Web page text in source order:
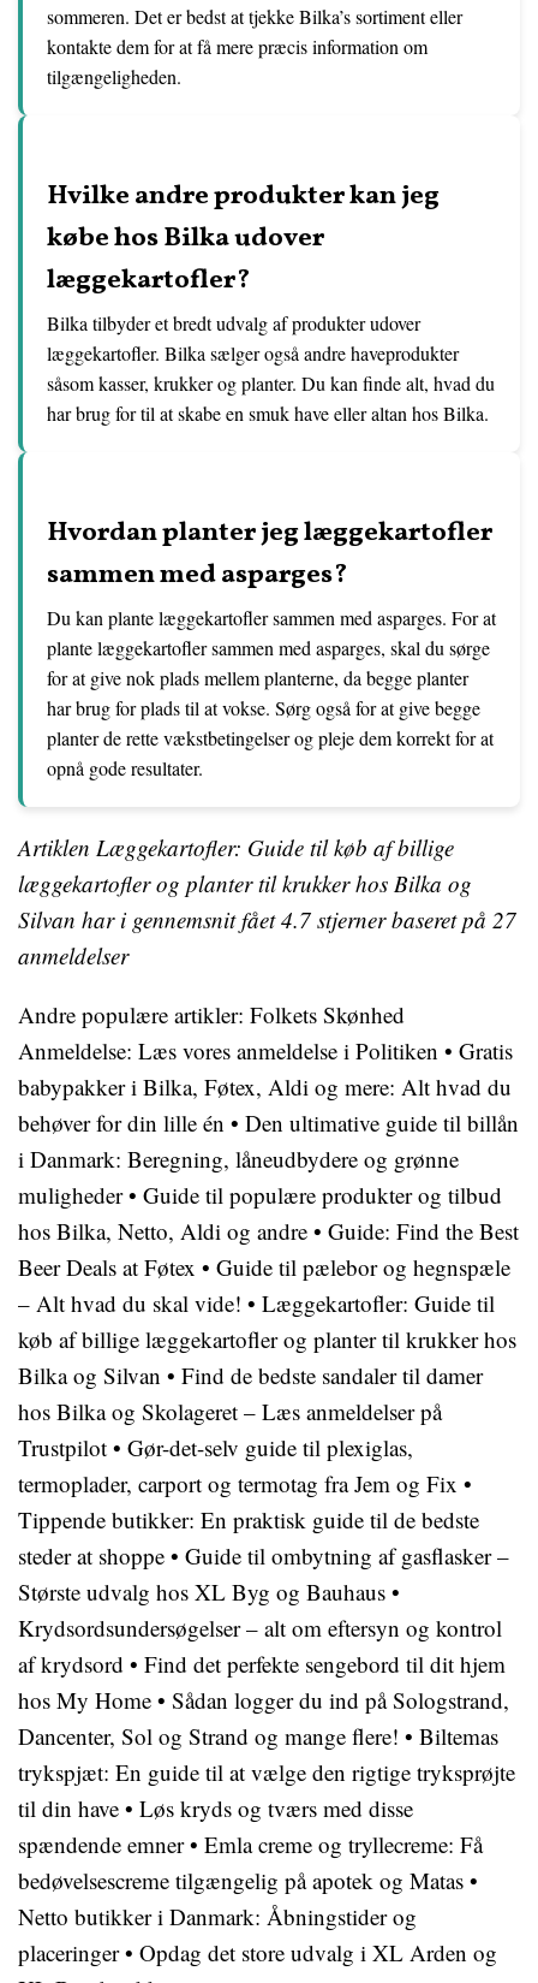
sommeren. Det er bedst at tjekke Bilka’s sortiment eller
kontakte dem for at få mere præcis information om
tilgængeligheden.
Hvilke andre produkter kan jeg
købe hos Bilka udover
læggekartofler?
Bilka tilbyder et bredt udvalg af produkter udover
læggekartofler. Bilka sælger også andre haveprodukter
såsom kasser, krukker og planter. Du kan finde alt, hvad du
har brug for til at skabe en smuk have eller altan hos Bilka.
Hvordan planter jeg læggekartofler
sammen med asparges?
Du kan plante læggekartofler sammen med asparges. For at
plante læggekartofler sammen med asparges, skal du sørge
for at give nok plads mellem planterne, da begge planter
har brug for plads til at vokse. Sørg også for at give begge
planter de rette vækstbetingelser og pleje dem korrekt for at
opnå gode resultater.
Artiklen Læggekartofler: Guide til køb af billige
læggekartofler og planter til krukker hos Bilka og
Silvan har i gennemsnit fået4.7 stjerner baseret på 27
anmeldelser
Andre populære artikler: Folkets Skønhed
Anmeldelse: Læs vores anmeldelse i Politiken • Gratis
babypakker i Bilka, Føtex, Aldi og mere: Alt hvad du
behøver for din lille én • Den ultimative guide til billån
i Danmark: Beregning, låneudbydere og grønne
muligheder• Guide til populære produkter og tilbud
hos Bilka, Netto, Aldi og andre • Guide: Find the Best
Beer Deals at Føtex • Guide til pælebor og hegnspæle
– Alt hvad du skal vide! • Læggekartofler: Guide til
køb af billige læggekartofler og planter til krukker hos
Bilka og Silvan • Find de bedste sandaler til damer
hos Bilka og Skolageret – Læs anmeldelser på
Trustpilot • Gør-det-selv guide til plexiglas,
termoplader, carport og termotag fra Jem og Fix •
Tippende butikker: En praktisk guide til de bedste
steder at shoppe • Guide til ombytning af gasflasker –
Største udvalg hos XL Byg og Bauhaus •
Krydsordsundersøgelser – alt om eftersyn og kontrol
af krydsord • Find det perfekte sengebord til dit hjem
hos My Home • Sådan logger du ind på Sologstrand,
Dancenter, Sol og Strand og mange flere! • Biltemas
trykspjæt: En guide til at vælge den rigtige tryksprøjte
til din have • Løs kryds og tværs med disse
spændende emner• Emla creme og tryllecreme: Få
bedøvelsescreme tilgængelig på apotek og Matas •
Netto butikker i Danmark: Åbningstider og
placeringer• Opdag det store udvalg i XL Arden og